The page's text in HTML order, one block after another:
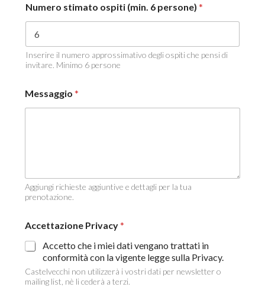
Numero stimato ospiti (min. 6 persone)*
Inserire il numero approssimativo degli ospiti che pensi di
invitare. Minimo 6 persone
Messaggio*
Aggiungi richieste aggiuntive e dettagli per la tua
prenotazione.
N
u
m
r
o
Accettazione Privacy*
Accetto che i miei dati vengano trattati in
conformità con la vigente legge sulla Privacy.
Castelvecchi non utilizzerà i vostri dati per newsletter o
mailing list, nè li cederà a terzi.